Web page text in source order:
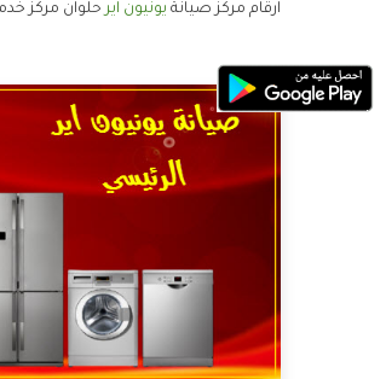
ارقام مركز صيانة يونيون ايرحلوان مركز